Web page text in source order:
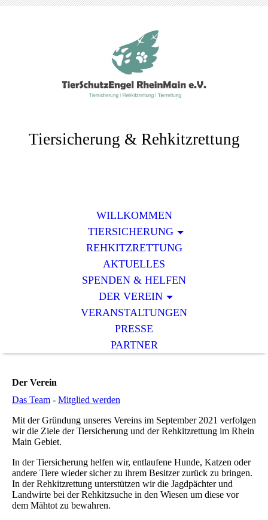
Tiersicherung & Rehkitzrettung
WILLKOMMEN
TIERSICHERUNG
REHKITZRETTUNG
AKTUELLES
SPENDEN & HELFEN
DER VEREIN
VERANSTALTUNGEN
PRESSE
PARTNER
Der Verein
Das Team - Mitglied werden
Mit der Gründung unseres Vereins im September 2021 verfolgen
wir die Ziele der Tiersicherung und der Rehkitzrettung im Rhein
Main Gebiet.
In der Tiersicherung helfen wir, entlaufene Hunde, Katzen oder
andere Tiere wieder sicher zu ihrem Besitzer zurück zu bringen.
In der Rehkitzrettung unterstützen wir die Jagdpächter und
Landwirte bei der Rehkitzsuche in den Wiesen um diese vor
dem Mähtot zu bewahren.